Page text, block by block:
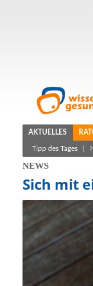
AKTUELLES
Tipp des Tages
NEWS
Sich mit